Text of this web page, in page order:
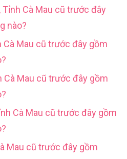
Cà Mau cũ trước đây
nào?
Cà Mau cũ trước đây gồm
Cà Mau cũ trước đây gồm
Cà Mau cũ trước đây gồm
Mau cũ trước đây gồm